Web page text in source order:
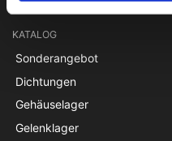
KATALOG
Sonderangebot
Dichtungen
Gehäuselager
Gelenklager